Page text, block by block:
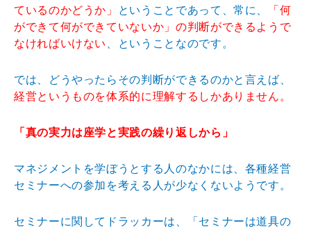
ているのかどうか」
ということであって、常に、
「何
ができて何ができていないか」の判断ができるようで
なければいけない
、ということなのです。
では、どうやったらその判断ができるのかと言えば、
経営というものを体系的に理解するしかありません。
「真の実力は座学と実践の繰り返しから」
マネジメントを学ぼうとする人のなかには、各種経営
セミナーへの参加を考える人が少なくないようです。
セミナーに関してドラッカーは、「セミナーは道具の